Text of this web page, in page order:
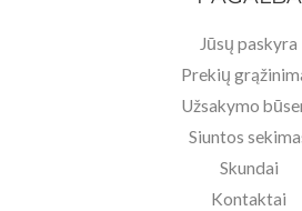
Jūsų paskyra
Prekių
Užsakymo
Siuntos
Skundai
Kontaktai